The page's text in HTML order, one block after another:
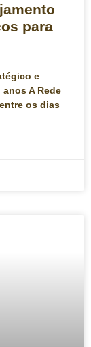
para
e
A Rede
os dias